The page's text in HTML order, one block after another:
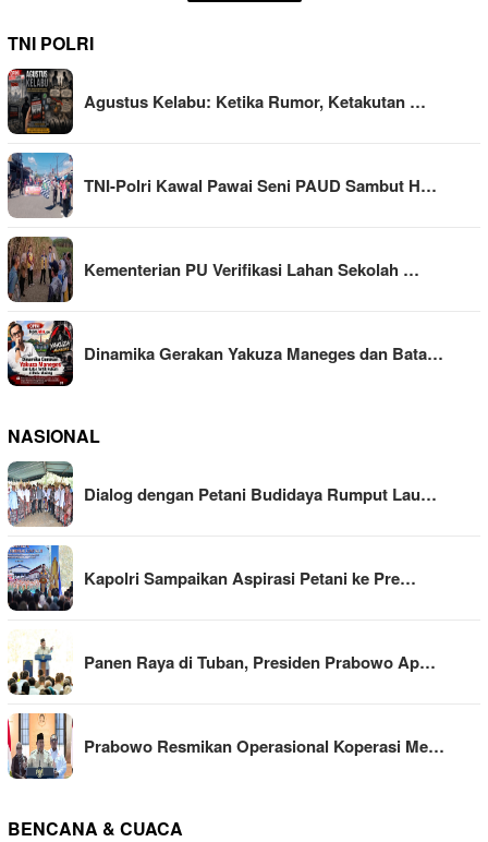
TNI POLRI
Agustus Kelabu: Ketika Rumor, Ketakutan …
TNI-Polri Kawal Pawai Seni PAUD Sambut H…
Kementerian PU Verifikasi Lahan Sekolah …
Dinamika Gerakan Yakuza Maneges dan Bata…
NASIONAL
Dialog dengan Petani Budidaya Rumput Lau…
Kapolri Sampaikan Aspirasi Petani ke Pre…
Panen Raya di Tuban, Presiden Prabowo Ap…
Prabowo Resmikan Operasional Koperasi Me…
BENCANA & CUACA